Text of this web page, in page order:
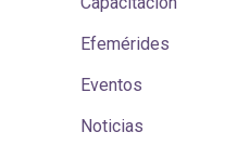
Efemérides
Eventos
Noticias